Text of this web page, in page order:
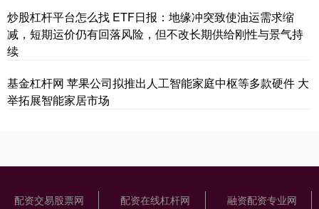
炒股杠杆平台怎么找 ETF日报：地缘冲突致使油运需求缩
减，短期运价仍有回落风险，但不改长期供给刚性与景气持
续
基金杠杆网 苹果公司拟推出人工智能家庭中枢等多款硬件 大
举拓展智能家居市场
配资交易股票网 配资在线杠杆网 融资配资专业网